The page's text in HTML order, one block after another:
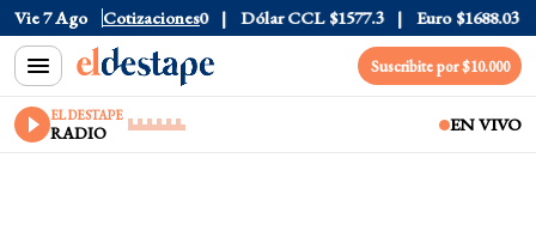
Vie 7 Ago Cotizaciones
Dólar Blue $1530 Dólar CCL $1577.3 Euro $1688.03
Suscribite por $10.000
EL DESTAPE
RADIO EN VIVO